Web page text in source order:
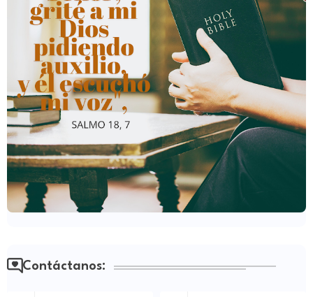
Contáctanos: